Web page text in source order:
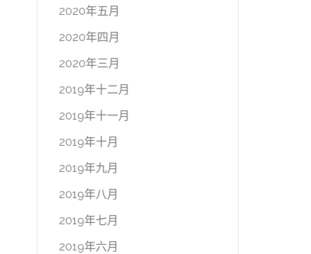
2020年五月
2020年四月
2020年三月
2019年十二月
2019年十一月
2019年十月
2019年九月
2019年八月
2019年七月
2019年六月